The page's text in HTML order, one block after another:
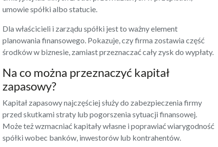
umowie spółki albo statucie.
Dla właścicieli i zarządu spółki jest to ważny element
planowania finansowego. Pokazuje, czy firma zostawia część
środków w biznesie, zamiast przeznaczać cały zysk do wypłaty.
Na co można przeznaczyć kapitał
zapasowy?
Kapitał zapasowy najczęściej służy do zabezpieczenia firmy
przed skutkami straty lub pogorszenia sytuacji finansowej.
Może też wzmacniać kapitały własne i poprawiać wiarygodność
spółki wobec banków, inwestorów lub kontrahentów.